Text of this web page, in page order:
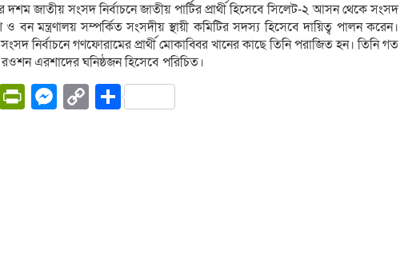
জাতীয় সংসদ নির্বাচনে জাতীয় পার্টির প্রার্থী হিসেবে সিলেট-২ আসন থেকে সংসদ
বন মন্ত্রণালয় সম্পর্কিত সংসদীয় স্থায়ী কমিটির সদস্য হিসেবে দায়িত্ব পালন করেন।
নির্বাচনে গণফোরামের প্রার্থী মোকাব্বির খানের কাছে তিনি পরাজিত হন। তিনি গত
এরশাদের ঘনিষ্ঠজন হিসেবে পরিচিত।
EmailPrintFriendly
Messenger
CopyShare